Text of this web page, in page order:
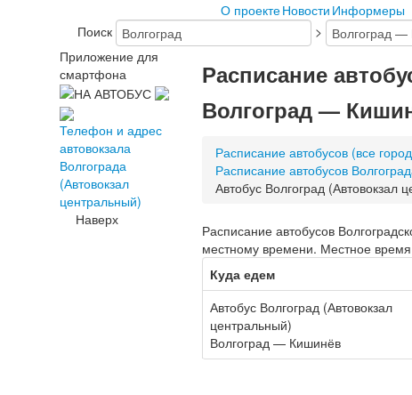
О проектеНовости Информеры
Поиск
>
Приложение для
смартфона
Телефон и адрес
автовокзала
Волгограда
(Автовокзал
центральный)
Наверх
Расписание
Волгоград —
Расписание автобусов (все
Расписание автобусов
Автобус Волгоград
Расписание автобусов
местному времени. Местное
Куда едем
Автобус Волгоград (Автовокзал
центральный)
Волгоград — Кишинёв